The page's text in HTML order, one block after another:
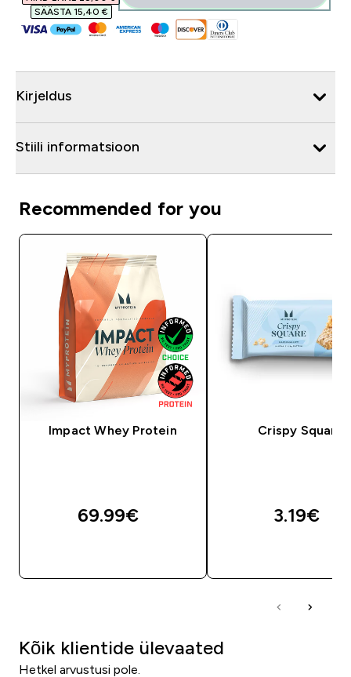
SÄÄSTA 15,40 €‎
Kirjeldus
Stiili informatsioon
Recommended for you
Impact Whey Protein
69.99€‎
Crispy Square
3.19€‎
Kõik klientide ülevaated
Hetkel arvustusi pole.